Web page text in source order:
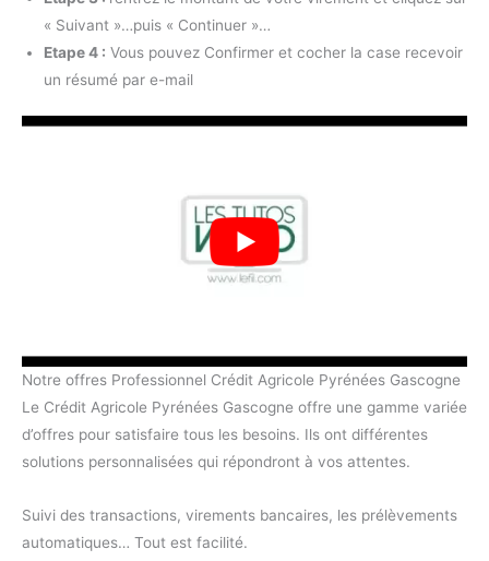
« Suivant »…puis « Continuer »…
Etape 4 : Vous pouvez Confirmer et cocher la case recevoir
un résumé par e-mail
Notre offres Professionnel Crédit Agricole Pyrénées Gascogne
Le Crédit Agricole Pyrénées Gascogne offre une gamme variée
d’offres pour satisfaire tous les besoins. Ils ont différentes
solutions personnalisées qui répondront à vos attentes.
Suivi des transactions, virements bancaires, les prélèvements
automatiques… Tout est facilité.